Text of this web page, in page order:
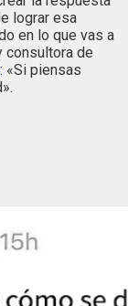
lograr esa
en lo que vas a
consultora de
: «Si piensas